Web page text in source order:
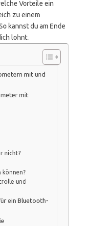
Vorteile ein
zu einem
kannst du am Ende
lohnt.
mit und
mit
nicht?
können?
und
ein Bluetooth-